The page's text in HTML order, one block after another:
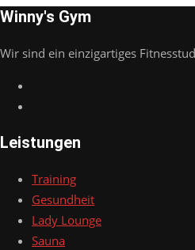
Winny's Gym
Wir sind ein einzigartiges
Leistungen
Training
Gesundheit
Lady Lounge
Sauna